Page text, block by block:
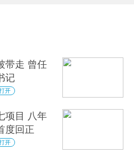
带走 曾任
记
开
项目 八年
度回正
开